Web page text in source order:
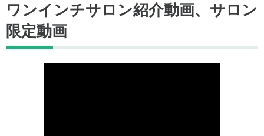
ワンインチサロン紹介動画、サロン
限定動画